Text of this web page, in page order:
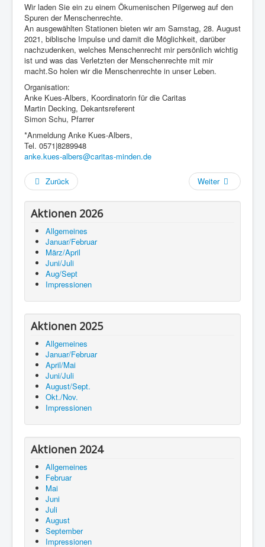
Wir laden Sie ein zu einem Ökumenischen Pilgerweg auf den
Spuren der Menschenrechte.
An ausgewählten Stationen bieten wir am Samstag, 28. August
2021, biblische Impulse und damit die Möglichkeit, darüber
nachzudenken, welches Menschenrecht mir persönlich wichtig
ist und was das Verletzten der Menschenrechte mit mir
macht.So holen wir die Menschenrechte in unser Leben.
Organisation:
Anke Kues-Albers, Koordinatorin für die Caritas
Martin Decking, Dekantsreferent
Simon Schu, Pfarrer
*Anmeldung Anke Kues-Albers,
Tel. 0571|8289948
anke.kues-albers@caritas-minden.de
Zurück Weiter
Aktionen 2026
Allgemeines
Januar/Februar
März/April
Juni/Juli
Aug/Sept
Impressionen
Aktionen 2025
Allgemeines
Januar/Februar
April/Mai
Juni/Juli
August/Sept.
Okt./Nov.
Impressionen
Aktionen 2024
Allgemeines
Februar
Mai
Juni
Juli
August
September
Impressionen